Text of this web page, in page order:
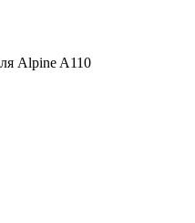
Alpine A110